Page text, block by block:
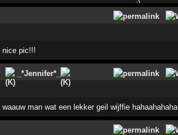
nice pic!!!
_*Jennifer*_
waauw man wat een lekker geil wijffie hahaahahaha